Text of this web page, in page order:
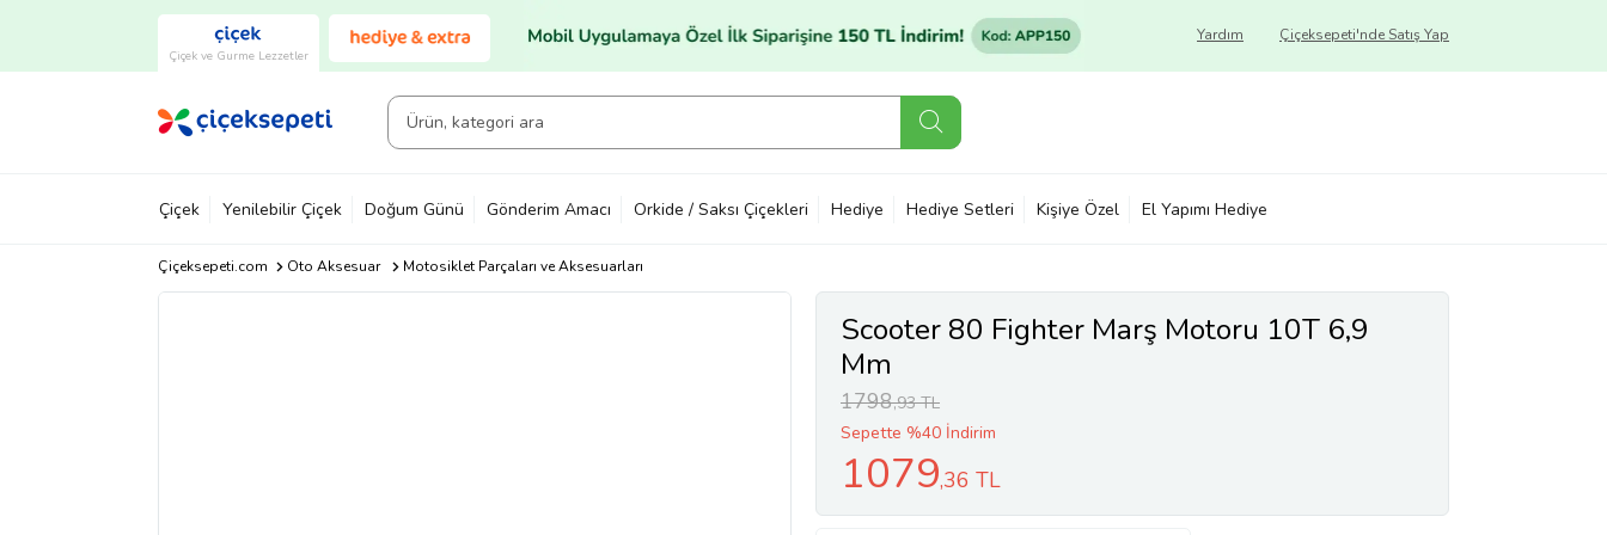
Çiçek ve Gurme Lezzetler
Çiçeksepeti'nde Satış Yap
Yardım
Çiçek Yenilebilir Çiçek Doğum Günü Gönderim Amacı Orkide / Saksı Çiçekleri Hediye Hediye Setleri Kişiye Özel El Yapımı Hediye
Çiçeksepeti.com Oto Aksesuar Motosiklet Parçaları ve Aksesuarları
Scooter 80 Fighter Marş Motoru 10T 6,9
Mm
1798,93 TL
Sepette %40 İndirim
1079,36 TL